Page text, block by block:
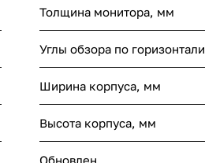
Толщина монитора, мм
Углы обзора по горизонтали
Ширина корпуса, мм
Высота корпуса, мм
Обновлен